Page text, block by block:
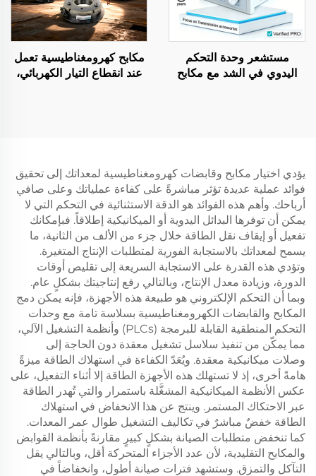
مستشعر وحدة التحكم
اليدوي في الشد مع مكابح
مكابح كهرومغناطيسية تعمل
عند انقطاع التيار الكهربائي،
يؤدي اختيار مكابح وقابضات كهرومغناطيسية لمعداتك إلى تحقيق
فوائد عملية عديدة تؤثر مباشرةً على كفاءة عملياتك وعلى صافي
أرباحك. وأهم هذه الفوائد هو الدقة الاستثنائية في التحكم التي لا
يمكن أن توفرها البدائل اليدوية أو الميكانيكية إطلاقاً. فبإمكانك
تفعيل أو إيقاف نقل الطاقة خلال جزء من الألف من الثانية، ما
يسمح لمعداتك بالاستجابة الفورية لمتطلبات الإنتاج المتغيرة.
وتؤدي هذه القدرة على الاستجابة السريعة إلى تقليص أوقات
الدورة، وزيادة معدل الإنتاج، وبالتالي رفع إنتاجيتك بشكلٍ عام.
وبما أن التحكم الإلكتروني هو طبيعة هذه الأجهزة، فإنه يمكن دمج
المكابح والقابضات الكهرومغناطيسية بسلاسة تامة مع وحدات
التحكم المنطقية القابلة للبرمجة (PLCs) وأنظمة التشغيل الآلي،
مما يمكّن من تنفيذ سلاسل تشغيل معقدة دون الحاجة إلى
وصلات ميكانيكية معقدة. ويُعَدّ الكفاءة في استهلاك الطاقة ميزةً
هامةً أخرى، إذ لا تستهلك هذه الأجهزة الطاقة إلا أثناء التفعيل، على
عكس الأنظمة الميكانيكية المشغَّلة باستمرار والتي تُهدر الطاقة
عبر الاحتكاك المستمر. وينتج عن هذا الانخفاض في استهلاك
الطاقة خفضٌ مباشرٌ في تكاليف التشغيل طوال عمر المعدات.
كما تنخفض متطلبات الصيانة بشكلٍ كبيرٍ مقارنةً بأنظمة القوابض
والمكابح التقليدية، لأن عدد الأجزاء المتحركة أقل، وبالتالي يقل
التآكل والتمزق. وستشهد فترات صيانة أطول، وانخفاضاً في